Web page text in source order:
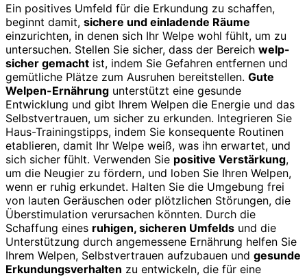
Ein positives Umfeld für die Erkundung zu schaffen,
beginnt damit, sichere und einladende Räume
einzurichten, in denen sich Ihr Welpe wohl fühlt, um zu
untersuchen. Stellen Sie sicher, dass der Bereich welp-
sicher gemacht ist, indem Sie Gefahren entfernen und
gemütliche Plätze zum Ausruhen bereitstellen. Gute
Welpen-Ernährung unterstützt eine gesunde
Entwicklung und gibt Ihrem Welpen die Energie und das
Selbstvertrauen, um sicher zu erkunden. Integrieren Sie
Haus-Trainingstipps, indem Sie konsequente Routinen
etablieren, damit Ihr Welpe weiß, was ihn erwartet, und
sich sicher fühlt. Verwenden Sie positive Verstärkung,
um die Neugier zu fördern, und loben Sie Ihren Welpen,
wenn er ruhig erkundet. Halten Sie die Umgebung frei
von lauten Geräuschen oder plötzlichen Störungen, die
Überstimulation verursachen könnten. Durch die
Schaffung eines ruhigen, sicheren Umfelds und die
Unterstützung durch angemessene Ernährung helfen Sie
Ihrem Welpen, Selbstvertrauen aufzubauen und gesunde
Erkundungsverhalten zu entwickeln, die für eine